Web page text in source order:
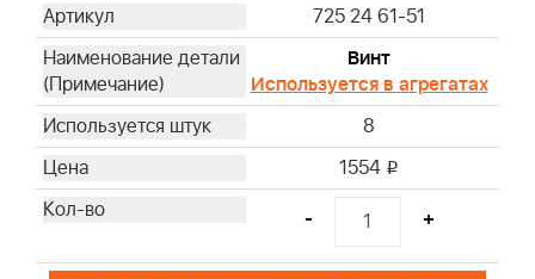
725 24 61-51
Винт
Используется в агрегатах
8
1554 i
- +